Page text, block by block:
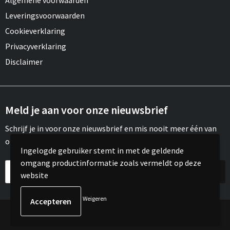
Leveringsvoorwaarden
Cookieverklaring
Privacyverklaring
Disclaimer
Meld je aan voor onze nieuwsbrief
Schrijf je in voor onze nieuwsbrief en mis nooit meer één van
onze leuke aanbiedingen of updates.
© Copyright Meroh 2022
Ingelogde gebruiker stemt in met de geldende
omgang productinformatie zoals vermeldt op deze
website
Weigeren